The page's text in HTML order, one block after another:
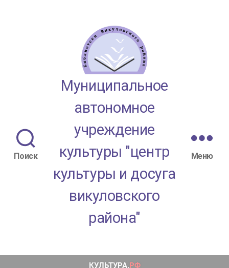
Поиск
МАУК
"ЦКД
района"
Муниципальное
автономное
учреждение
культуры "центр
культуры и досуга
викуловского
района"
Меню